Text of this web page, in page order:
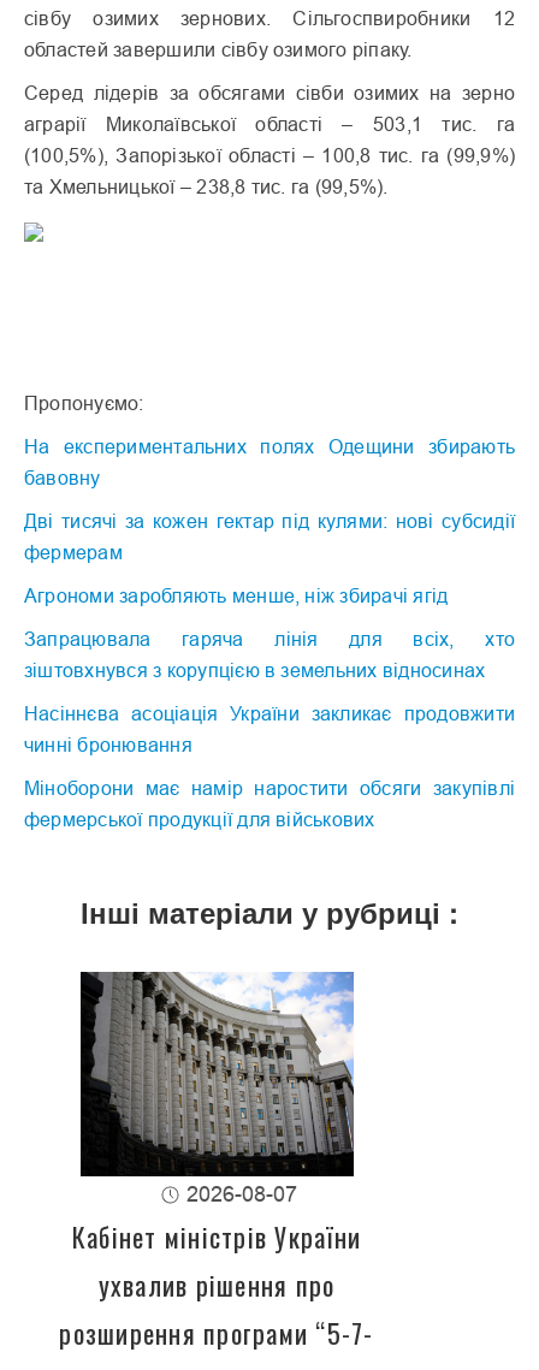
сівбу озимих зернових. Сільгоспвиробники 12
областей завершили сівбу озимого ріпаку.
Серед лідерів за обсягами сівби озимих на зерно
аграрії Миколаївської області – 503,1 тис. га
(100,5%), Запорізької області – 100,8 тис. га (99,9%)
та Хмельницької – 238,8 тис. га (99,5%).
Пропонуємо:
На експериментальних полях Одещини збирають
бавовну
Дві тисячі за кожен гектар під кулями: нові субсидії
фермерам
Агрономи заробляють менше, ніж збирачі ягід
Запрацювала гаряча лінія для всіх, хто
зіштовхнувся з корупцією в земельних відносинах
Насіннєва асоціація України закликає продовжити
чинні бронювання
Міноборони має намір наростити обсяги закупівлі
фермерської продукції для військових
Інші матеріали у рубриці :
2026-08-07
Кабінет міністрів України
ухвалив рішення про
розширення програми “5-7-